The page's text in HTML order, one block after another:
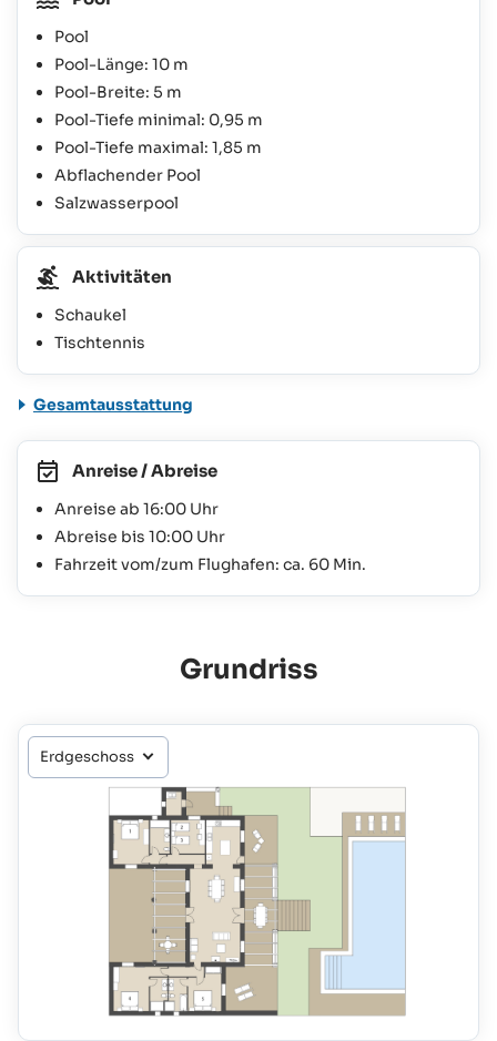
Pool
Pool-Länge: 10 m
Pool-Breite: 5 m
Pool-Tiefe minimal: 0,95 m
Pool-Tiefe maximal: 1,85 m
Abflachender Pool
Salzwasserpool
Aktivitäten
Schaukel
Tischtennis
Gesamtausstattung
Anreise / Abreise
Anreise ab 16:00 Uhr
Abreise bis 10:00 Uhr
Fahrzeit vom/zum Flughafen: ca. 60 Min.
Grundriss